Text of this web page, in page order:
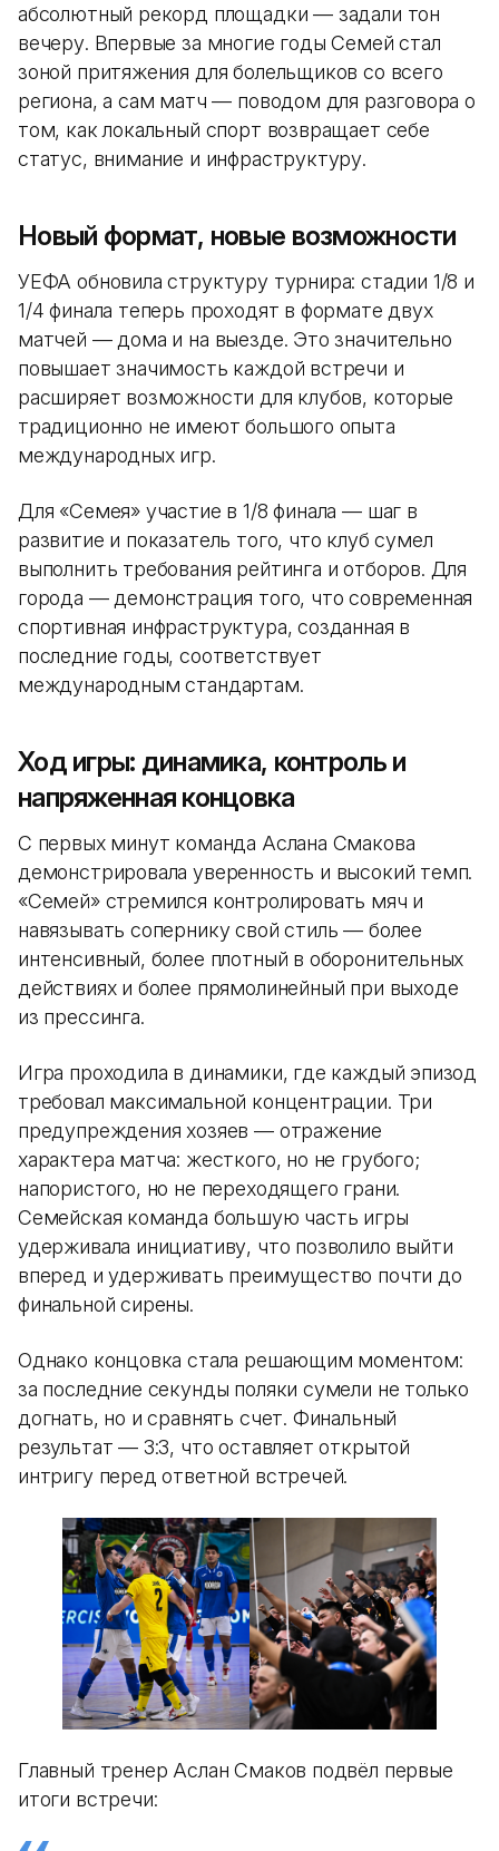
абсолютный рекорд площадки — задали тон
вечеру. Впервые за многие годы Семей стал
зоной притяжения для болельщиков со всего
региона, а сам матч — поводом для разговора о
том, как локальный спорт возвращает себе
статус, внимание и инфраструктуру.
Новый формат, новые возможности
УЕФА обновила структуру турнира: стадии 1/8 и
1/4 финала теперь проходят в формате двух
матчей — дома и на выезде. Это значительно
повышает значимость каждой встречи и
расширяет возможности для клубов, которые
традиционно не имеют большого опыта
международных игр.
Для «Семея» участие в 1/8 финала — шаг в
развитие и показатель того, что клуб сумел
выполнить требования рейтинга и отборов. Для
города — демонстрация того, что современная
спортивная инфраструктура, созданная в
последние годы, соответствует
международным стандартам.
Ход игры: динамика, контроль и
напряженная концовка
С первых минут команда Аслана Смакова
демонстрировала уверенность и высокий темп.
«Семей» стремился контролировать мяч и
навязывать сопернику свой стиль — более
интенсивный, более плотный в оборонительных
действиях и более прямолинейный при выходе
из прессинга.
Игра проходила в динамики, где каждый эпизод
требовал максимальной концентрации. Три
предупреждения хозяев — отражение
характера матча: жесткого, но не грубого;
напористого, но не переходящего грани.
Семейская команда большую часть игры
удерживала инициативу, что позволило выйти
вперед и удерживать преимущество почти до
финальной сирены.
Однако концовка стала решающим моментом:
за последние секунды поляки сумели не только
догнать, но и сравнять счет. Финальный
результат — 3:3, что оставляет открытой
интригу перед ответной встречей.
Главный тренер Аслан Смаков подвёл первые
итоги встречи: